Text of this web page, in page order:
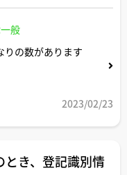
般
りの数があります
2023/02/23
き、登記識別情